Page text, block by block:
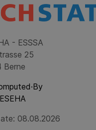
- ESSSA
25
Berne
ESEHA
08.08.2026